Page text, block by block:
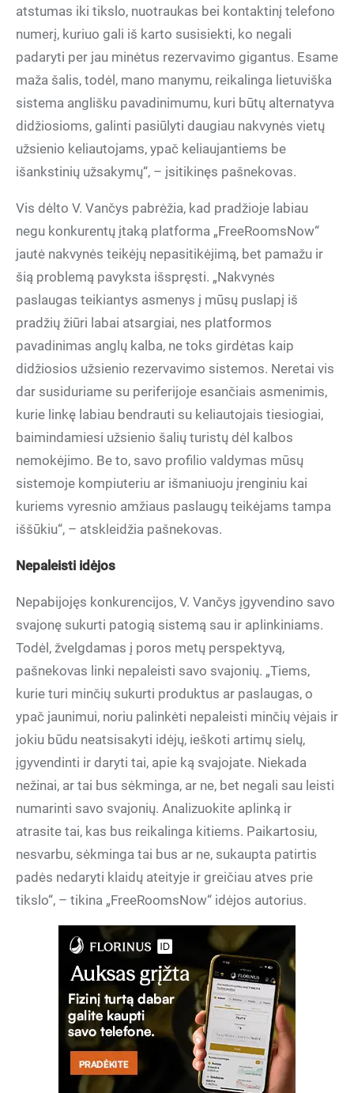
atstumas iki tikslo, nuotraukas bei kontaktinį telefono
numerį, kuriuo gali iš karto susisiekti, ko negali
padaryti per jau minėtus rezervavimo gigantus. Esame
maža šalis, todėl, mano manymu, reikalinga lietuviška
sistema anglišku pavadinimumu, kuri būtų alternatyva
didžiosioms, galinti pasiūlyti daugiau nakvynės vietų
užsienio keliautojams, ypač keliaujantiems be
išankstinių užsakymų“, – įsitikinęs pašnekovas.
Vis dėlto V. Vančys pabrėžia, kad pradžioje labiau
negu konkurentų įtaką platforma „FreeRoomsNow“
jautė nakvynės teikėjų nepasitikėjimą, bet pamažu ir
šią problemą pavyksta išspręsti. „Nakvynės
paslaugas teikiantys asmenys į mūsų puslapį iš
pradžių žiūri labai atsargiai, nes platformos
pavadinimas anglų kalba, ne toks girdėtas kaip
didžiosios užsienio rezervavimo sistemos. Neretai vis
dar susiduriame su periferijoje esančiais asmenimis,
kurie linkę labiau bendrauti su keliautojais tiesiogiai,
baimindamiesi užsienio šalių turistų dėl kalbos
nemokėjimo. Be to, savo profilio valdymas mūsų
sistemoje kompiuteriu ar išmaniuoju įrenginiu kai
kuriems vyresnio amžiaus paslaugų teikėjams tampa
iššūkiu“, – atskleidžia pašnekovas.
Nepaleisti idėjos
Nepabijojęs konkurencijos, V. Vančys įgyvendino savo
svajonę sukurti patogią sistemą sau ir aplinkiniams.
Todėl, žvelgdamas į poros metų perspektyvą,
pašnekovas linki nepaleisti savo svajonių. „Tiems,
kurie turi minčių sukurti produktus ar paslaugas, o
ypač jaunimui, noriu palinkėti nepaleisti minčių vėjais ir
jokiu būdu neatsisakyti idėjų, ieškoti artimų sielų,
įgyvendinti ir daryti tai, apie ką svajojate. Niekada
nežinai, ar tai bus sėkminga, ar ne, bet negali sau leisti
numarinti savo svajonių. Analizuokite aplinką ir
atrasite tai, kas bus reikalinga kitiems. Paikartosiu,
nesvarbu, sėkminga tai bus ar ne, sukaupta patirtis
padės nedaryti klaidų ateityje ir greičiau atves prie
tikslo“, – tikina „FreeRoomsNow“ idėjos autorius.